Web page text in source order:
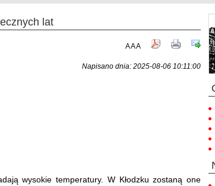
lat
AAA
Napisano dnia: 2025-08-06 10:11:00
wysokie temperatury. W Kłodzku zostaną one